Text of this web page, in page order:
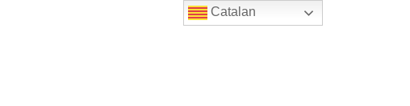
Catalan